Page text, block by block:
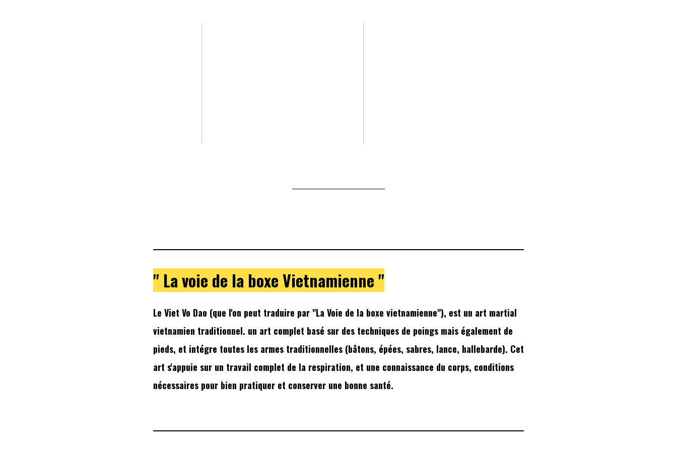
" La voie de la boxe Vietnamienne "
Le Viet Vo Dao (que l'on peut traduire par "La Voie de la boxe vietnamienne"), est un art martial
vietnamien traditionnel. un art complet basé sur des techniques de poings mais également de
pieds, et intégre toutes les armes traditionnelles (bâtons, épées, sabres, lance, hallebarde). Cet
art s'appuie sur un travail complet de la respiration, et une connaissance du corps, conditions
nécessaires pour bien pratiquer et conserver une bonne santé.